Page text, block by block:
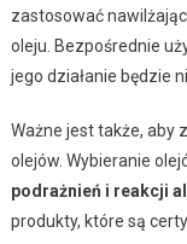
zastosować
oleju. Bezpośrednie
jego działanie będzie
Ważne jest także, aby
olejów. Wybieranie
podrażnień i reakcji
produkty, które są